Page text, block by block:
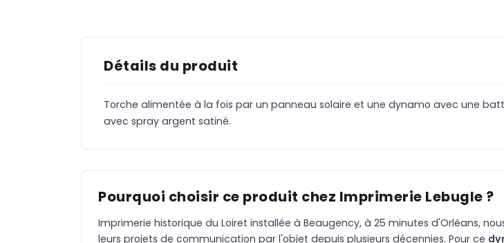
Détails du produit
Torche alimentée à la fois par un panneau solaire et une dynamo avec une
avec spray argent satiné.
Pourquoi choisir ce produit chez Imprimerie Lebugle ?
Imprimerie historique du Loiret installée à Beaugency, à 25 minutes d'Orléans,
leurs projets de communication par l'objet depuis plusieurs décennies. Pour ce